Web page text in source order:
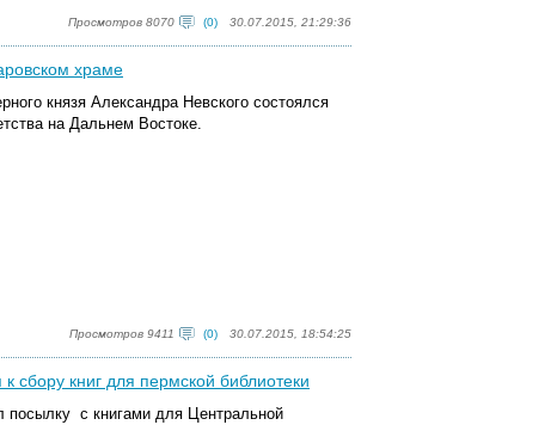
Просмотров 8070 (0) 30.07.2015, 21:29:36
храме
князя Александра Невского состоялся
на Дальнем Востоке.
Просмотров 9411 (0) 30.07.2015, 18:54:25
сбору книг для пермской библиотеки
посылку с книгами для Центральной